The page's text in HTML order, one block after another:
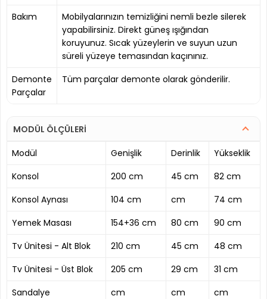
Bakım
Mobilyalarınızın temizliğini nemli bezle silerek
yapabilirsiniz. Direkt güneş ışığından
koruyunuz. Sıcak yüzeylerin ve suyun uzun
süreli yüzeye temasından kaçınınız.
Demonte
Parçalar
Tüm parçalar demonte olarak gönderilir.
MODÜL ÖLÇÜLERİ
Modül
Genişlik Derinlik
Yükseklik
Konsol
200 cm 45 cm
82 cm
Konsol Aynası
104 cm cm
74 cm
Yemek Masası
154+36 cm 80 cm
90 cm
Tv Ünitesi - Alt Blok
210 cm 45 cm
48 cm
Tv Ünitesi - Üst Blok
205 cm 29 cm
31 cm
Sandalye
cm cm
cm